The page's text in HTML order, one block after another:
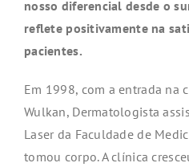
nosso diferencial desde o
reflete positivamente na
pacientes.
Em 1998, com a entrada na
Wulkan, Dermatologista
Laser da Faculdade de
tomou corpo. A clínica